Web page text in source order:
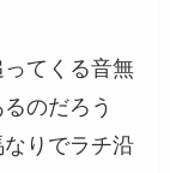
てくる音無
のだろう
りでラチ沿